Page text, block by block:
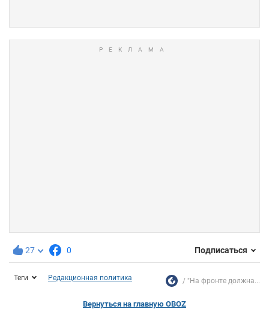
27 0 Подписаться
Теги Редакционная политика "На фронте должна...
Вернуться на главную OBOZ